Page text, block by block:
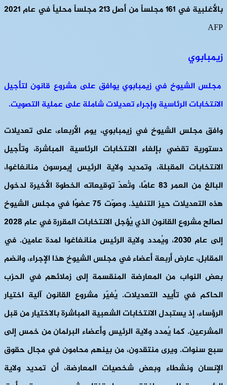
بالأغلبية في 161 مجلساً من أصل 213 مجلساً محلياً في عام 2021
AFP
زيمبابوي
مجلس الشيوخ في زيمبابوي يوافق على مشروع قانون لتأجيل
الانتخابات الرئاسية وإجراء تعديلات شاملة على عملية التصويت.
وافق مجلس الشيوخ في زيمبابوي، يوم الأربعاء، على تعديلات
دستورية تقضي بإلغاء الانتخابات الرئاسية المباشرة، وتأجيل
الانتخابات المقبلة، وتمديد ولاية الرئيس إيمرسون منانغاغوا،
البالغ من العمر 83 عامًا، وتُعدّ توقيعاته الخطوة الأخيرة لدخول
هذه التعديلات حيز التنفيذ. وصوّت 75 عضوًا في مجلس الشيوخ
لصالح مشروع القانون الذي يُؤجل الانتخابات المقررة في عام 2028
إلى عام 2030، ويُمدد ولاية الرئيس منانغاغوا لمدة عامين. في
المقابل، عارض أربعة أعضاء في مجلس الشيوخ هذا الإجراء، وانضم
بعض النواب من المعارضة المنقسمة إلى زملائهم في الحزب
الحاكم في تأييد التعديلات. يُغيّر مشروع القانون آلية اختيار
الرؤساء، إذ يستبدل الانتخابات الشعبية المباشرة بالاختيار من قبل
المشرعين. كما يُمدد ولاية الرئيس وأعضاء البرلمان من خمس إلى
سبع سنوات. ويرى منتقدون، من بينهم محامون في مجال حقوق
الإنسان ونشطاء وبعض شخصيات المعارضة، أن تمديد ولاية